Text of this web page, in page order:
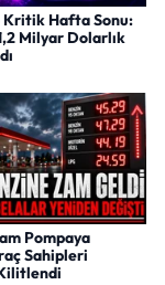
Kritik Hafta Sonu:
Milyar Dolarlık
Pompaya
Sahipleri